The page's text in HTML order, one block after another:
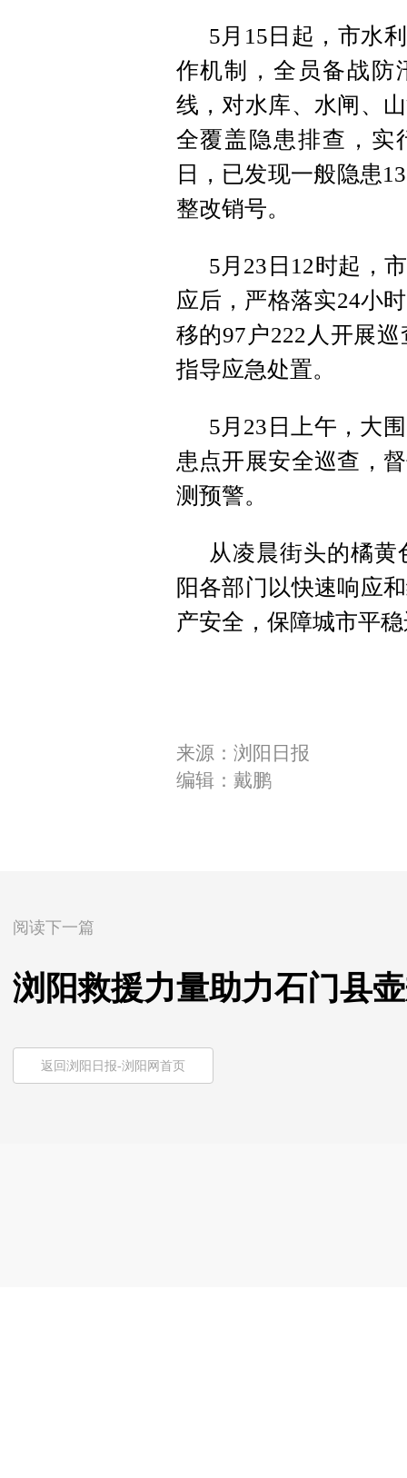
5月15日起，市水
作机制，全员备战防
线，对水库、水闸、
全覆盖隐患排查，实
日，已发现一般隐患
整改销号。
5月23日12时起，
应后，严格落实24小
移的97户222人开展
指导应急处置。
5月23日上午，大
患点开展安全巡查，
测预警。
从凌晨街头的橘
阳各部门以快速响应
产安全，保障城市平
来源：浏阳日报
编辑：戴鹏
阅读下一篇
浏阳救援力量助力石门县
返回浏阳日报-浏阳网首页